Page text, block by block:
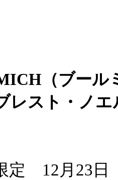
（ブール
レスト・ノエ
定 12月23日